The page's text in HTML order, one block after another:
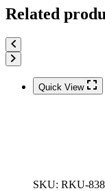
Related
Quick View
SKU: RKU-838